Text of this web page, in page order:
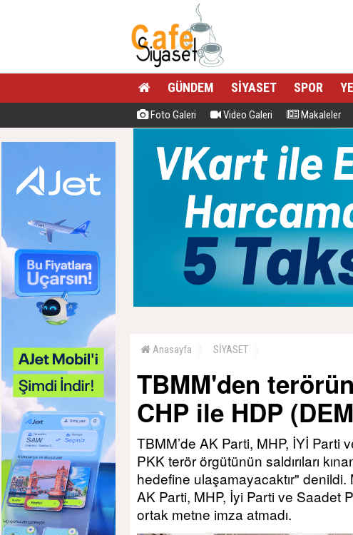
GÜNDEM SİYASET SPOR
Foto Galeri Video Galeri Makaleler
Anasayfa SİYASET
TBMM'den
CHP ile HDP
TBMM’de AK Parti, MHP, İYİ Parti
PKK terör örgütünün saldırıları
hedefine ulaşamayacaktır"
AK Parti, MHP, İyi Parti ve Saadet
ortak metne imza atmadı.